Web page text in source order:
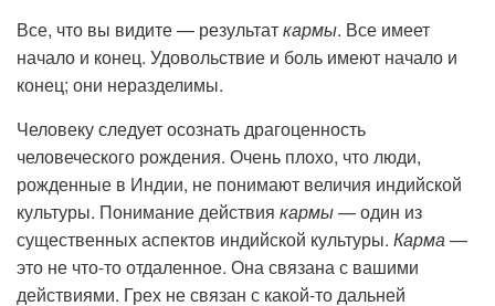
Все, что вы видите — результаткармы. Все имеет
начало и конец. Удовольствие и боль имеют начало и
конец; они неразделимы.
Человеку следует осознать драгоценность
человеческого рождения. Очень плохо, что люди,
рожденные в Индии, не понимают величия индийской
культуры. Понимание действия кармы— один из
существенных аспектов индийской культуры. Карма—
это не что-то отдаленное. Она связана с вашими
действиями. Грех не связан с какой-то дальней